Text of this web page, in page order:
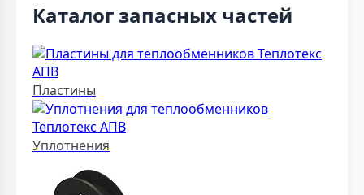
Каталог запасных частей
Пластины
Уплотнения